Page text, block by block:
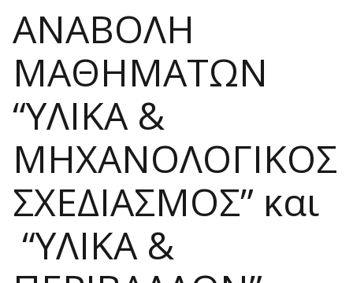
ΑΝΑΒΟΛΗ
ΜΑΘΗΜΑΤΩΝ
“ΥΛΙΚΑ &
ΜΗΧΑΝΟΛΟΓΙΚΟΣ
ΣΧΕΔΙΑΣΜΟΣ” και
“ΥΛΙΚΑ &